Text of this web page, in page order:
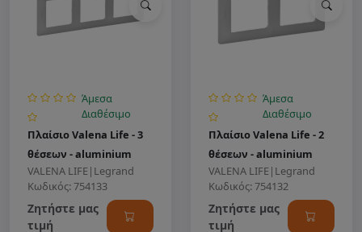
Άμεσα
Διαθέσιμο
Πλαίσιο Valena Life - 3
θέσεων - aluminium
VALENA LIFE | Legrand
Κωδικός: 754133
Ζητήστε μας
τιμή
Άμεσα
Διαθέσιμο
Πλαίσιο Valena Life - 2
θέσεων - aluminium
VALENA LIFE | Legrand
Κωδικός: 754132
Ζητήστε μας
τιμή